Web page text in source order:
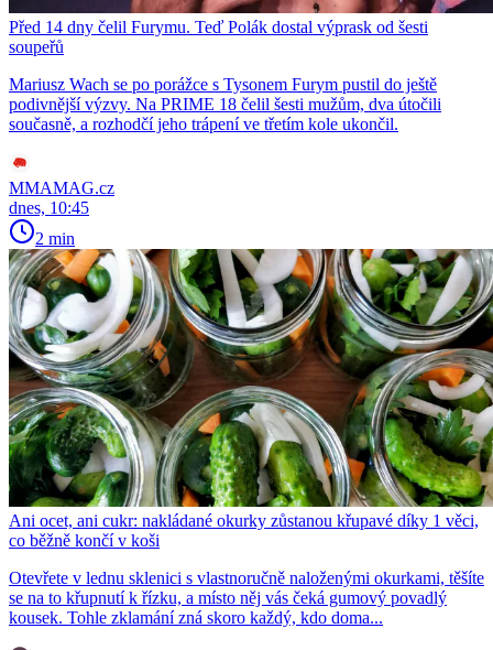
Před 14 dny čelil Furymu. Teď Polák dostal výprask od šesti
soupeřů
Mariusz Wach se po porážce s Tysonem Furym pustil do ještě
podivnější výzvy. Na PRIME 18 čelil šesti mužům, dva útočili
současně, a rozhodčí jeho trápení ve třetím kole ukončil.
MMAMAG.cz
dnes, 10:45
2 min
Ani ocet, ani cukr: nakládané okurky zůstanou křupavé díky 1 věci,
co běžně končí v koši
Otevřete v lednu sklenici s vlastnoručně naloženými okurkami, těšíte
se na to křupnutí k řízku, a místo něj vás čeká gumový povadlý
kousek. Tohle zklamání zná skoro každý, kdo doma...